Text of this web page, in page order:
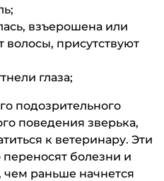
взъерошена или
волосы, присутствуют
глаза;
подозрительного
поведения зверька,
к ветеринару. Эти
болезни и
чем раньше начнется